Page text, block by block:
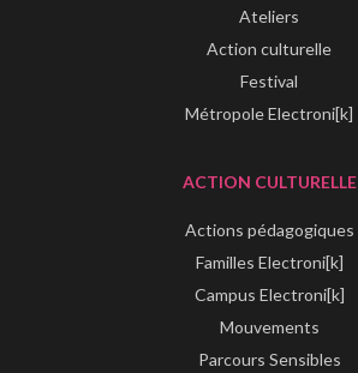
Ateliers
Action culturelle
Festival
Métropole Electroni[k]
ACTION CULTURELLE
Actions pédagogiques
Familles Electroni[k]
Campus Electroni[k]
Mouvements
Parcours Sensibles